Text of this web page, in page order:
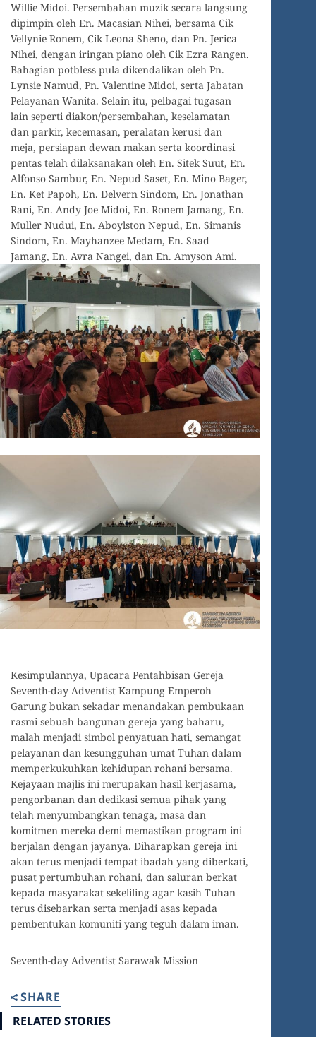
Willie Midoi. Persembahan muzik secara langsung
dipimpin oleh En. Macasian Nihei, bersama Cik
Vellynie Ronem, Cik Leona Sheno, dan Pn. Jerica
Nihei, dengan iringan piano oleh Cik Ezra Rangen.
Bahagian potbless pula dikendalikan oleh Pn.
Lynsie Namud, Pn. Valentine Midoi, serta Jabatan
Pelayanan Wanita. Selain itu, pelbagai tugasan
lain seperti diakon/persembahan, keselamatan
dan parkir, kecemasan, peralatan kerusi dan
meja, persiapan dewan makan serta koordinasi
pentas telah dilaksanakan oleh En. Sitek Suut, En.
Alfonso Sambur, En. Nepud Saset, En. Mino Bager,
En. Ket Papoh, En. Delvern Sindom, En. Jonathan
Rani, En. Andy Joe Midoi, En. Ronem Jamang, En.
Muller Nudui, En. Aboylston Nepud, En. Simanis
Sindom, En. Mayhanzee Medam, En. Saad
Jamang, En. Avra Nangei, dan En. Amyson Ami.
Kesimpulannya, Upacara Pentahbisan Gereja
Seventh-day Adventist Kampung Emperoh
Garung bukan sekadar menandakan pembukaan
rasmi sebuah bangunan gereja yang baharu,
malah menjadi simbol penyatuan hati, semangat
pelayanan dan kesungguhan umat Tuhan dalam
memperkukuhkan kehidupan rohani bersama.
Kejayaan majlis ini merupakan hasil kerjasama,
pengorbanan dan dedikasi semua pihak yang
telah menyumbangkan tenaga, masa dan
komitmen mereka demi memastikan program ini
berjalan dengan jayanya. Diharapkan gereja ini
akan terus menjadi tempat ibadah yang diberkati,
pusat pertumbuhan rohani, dan saluran berkat
kepada masyarakat sekeliling agar kasih Tuhan
terus disebarkan serta menjadi asas kepada
pembentukan komuniti yang teguh dalam iman.
Seventh-day Adventist Sarawak Mission
SHARE
RELATED STORIES